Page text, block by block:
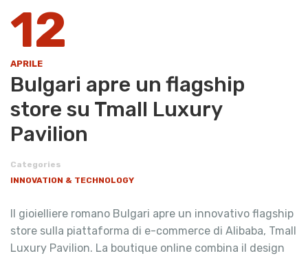
12
APRILE
Bulgari apre un flagship
store su Tmall Luxury
Pavilion
Categories
INNOVATION & TECHNOLOGY
Il gioielliere romano Bulgari apre un innovativo flagship
store sulla piattaforma di e-commerce di Alibaba, Tmall
Luxury Pavilion. La boutique online combina il design